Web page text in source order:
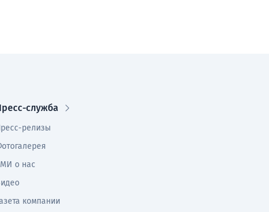
служба
релизы
о нас
компании